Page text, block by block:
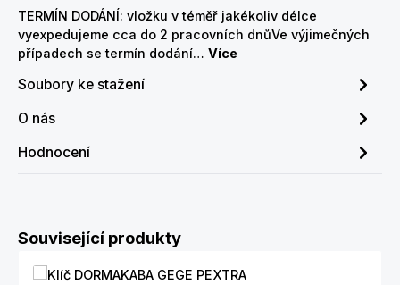
TERMÍN DODÁNÍ: vložku v téměř jakékoliv délce
vyexpedujeme cca do 2 pracovních dnůVe výjimečných
případech se termín dodání… Více
Soubory ke stažení
O nás
Hodnocení
Přeskočit galerii produktů
Související produkty
Průměrné hodnocení 5 z 5 hvězd